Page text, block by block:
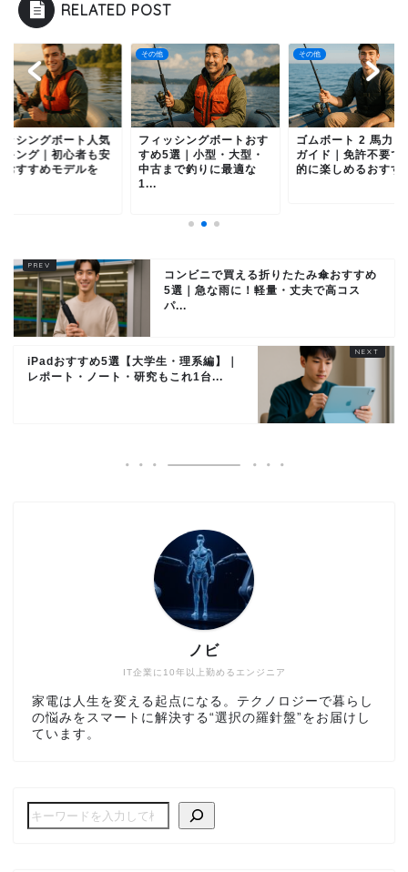
RELATED POST
ッシングボート人気
キング｜初心者も安
おすすめモデルを
その他
フィッシングボートおす
すめ5選｜小型・大型・
中古まで釣りに最適な
1...
その他
ゴムボート 2 馬力
ガイド｜免許不要で
的に楽しめるおすす
コンビニで買える折りたたみ傘おすすめ
5選｜急な雨に！軽量・丈夫で高コス
パ...
iPadおすすめ5選【大学生・理系編】｜
レポート・ノート・研究もこれ1台...
IT企業に10年以上勤めるエンジニア
ノビ
家電は人生を変える起点になる。テクノロジーで暮らし
の悩みをスマートに解決する“選択の羅針盤”をお届けし
ています。